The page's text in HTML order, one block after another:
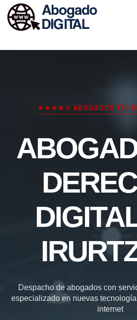
★★★★✩ ABOGADOS TIC
Despacho de abogados con
especializado en nuevas
internet